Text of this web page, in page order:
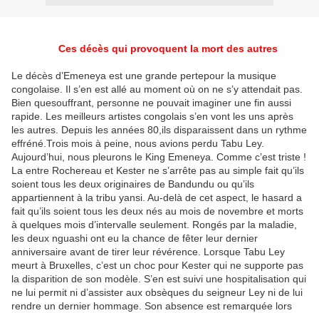
Ces décès qui provoquent la mort des autres
Le décès d’Emeneya est une grande pertepour la musique
congolaise. Il s’en est allé au moment où on ne s’y attendait pas.
Bien quesouffrant, personne ne pouvait imaginer une fin aussi
rapide. Les meilleurs artistes congolais s’en vont les uns après
les autres. Depuis les années 80,ils disparaissent dans un rythme
effréné.Trois mois à peine, nous avions perdu Tabu Ley.
Aujourd’hui, nous pleurons le King Emeneya. Comme c’est triste !
La entre Rochereau et Kester ne s’arrête pas au simple fait qu’ils
soient tous les deux originaires de Bandundu ou qu’ils
appartiennent à la tribu yansi. Au-delà de cet aspect, le hasard a
fait qu’ils soient tous les deux nés au mois de novembre et morts
à quelques mois d’intervalle seulement. Rongés par la maladie,
les deux nguashi ont eu la chance de fêter leur dernier
anniversaire avant de tirer leur révérence. Lorsque Tabu Ley
meurt à Bruxelles, c’est un choc pour Kester qui ne supporte pas
la disparition de son modèle. S’en est suivi une hospitalisation qui
ne lui permit ni d’assister aux obsèques du seigneur Ley ni de lui
rendre un dernier hommage. Son absence est remarquée lors